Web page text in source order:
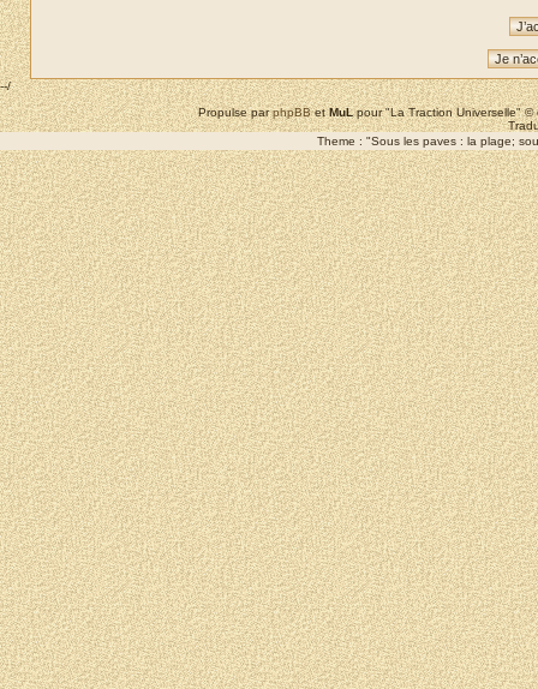
--/
Propulse parphpBBetMuLpour "La Traction Universelle"
Theme : "Sous les paves : la plage;